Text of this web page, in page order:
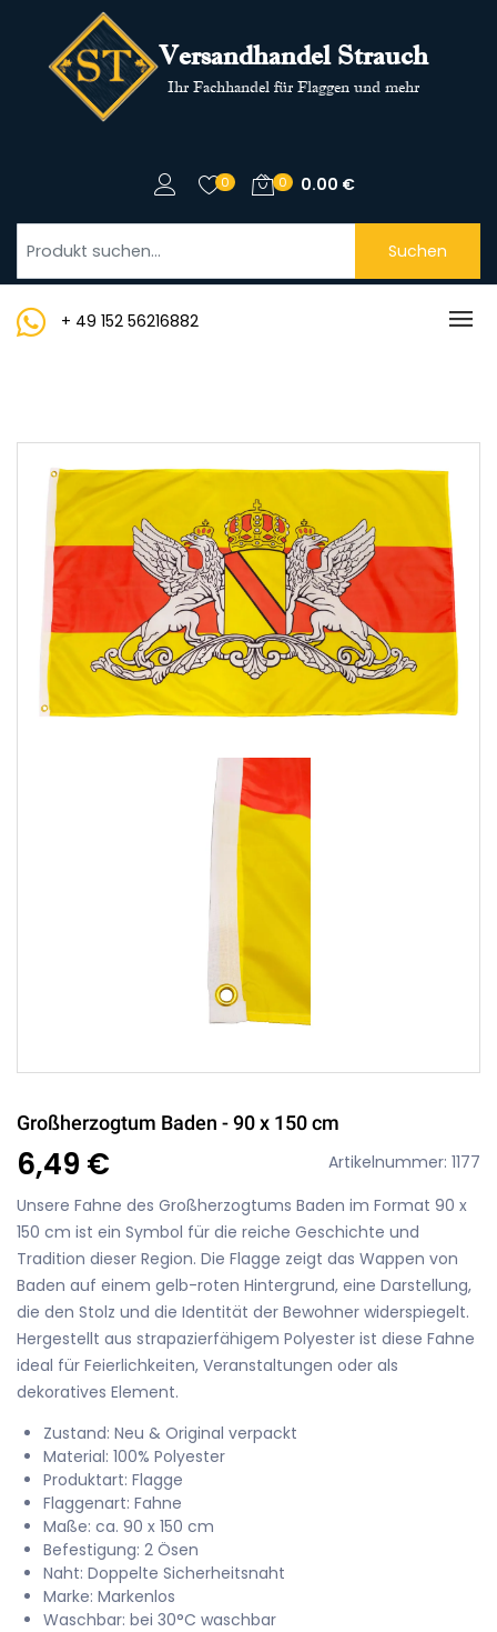
Versandhandel Strauch
Ihr Fachhandel für Flaggen und mehr
0 0 0.00 €
Suchen
+ 49 152 56216882
Großherzogtum Baden - 90 x 150 cm
6,49 €
Artikelnummer: 1177
Unsere Fahne des Großherzogtums Baden im Format 90 x
150 cm ist ein Symbol für die reiche Geschichte und
Tradition dieser Region. Die Flagge zeigt das Wappen von
Baden auf einem gelb-roten Hintergrund, eine Darstellung,
die den Stolz und die Identität der Bewohner widerspiegelt.
Hergestellt aus strapazierfähigem Polyester ist diese Fahne
ideal für Feierlichkeiten, Veranstaltungen oder als
dekoratives Element.
Zustand: Neu & Original verpackt
Material: 100% Polyester
Produktart: Flagge
Flaggenart: Fahne
Maße: ca. 90 x 150 cm
Befestigung: 2 Ösen
Naht: Doppelte Sicherheitsnaht
Marke: Markenlos
Waschbar: bei 30°C waschbar